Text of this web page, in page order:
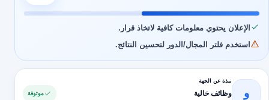
الإعلان يحتوي معلومات كافية لاتخاذ قرار.
استخدم فلتر المجال/الدور لتحسين النتائج.
و
نبذة عن الجهة
وظائف خالية موثوقة